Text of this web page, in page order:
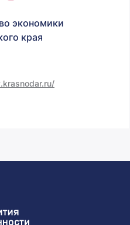
экономики
края